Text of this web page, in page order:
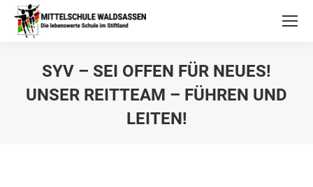
SYV – SEI OFFEN FÜR NEUES!
UNSER REITTEAM – FÜHREN UND
LEITEN!